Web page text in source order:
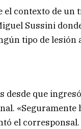
el contexto de
Sussini
tipo de lesión
desde que
el corresponsal.